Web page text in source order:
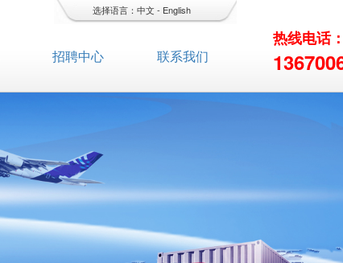
选择语言： 中文- English
招聘中心 联系我们
热线电话